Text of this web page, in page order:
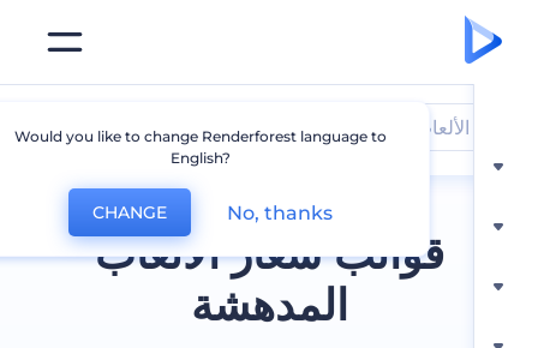
قوالب شعار الألعاب
المدهشة
Would you like to change Renderforest language to
CHANGE No, thanks